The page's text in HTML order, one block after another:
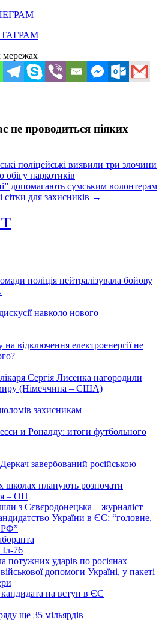
мережах
не проводиться ніяких
поліцейські виявили три злочини
обігу наркотиків
допомагають сумським волонтерам
для захисників →
поліція нейтралізувала бойову
навколо нового
відключення електроенергії не
Сергія Лисенка нагородили
(Німеччина – США)
захисникам
и Роналду: итоги футбольного
завербований російською
школах планують розпочати
– ОП
з Сєвєродонецька – журналіст
України в ЄС: “головне,
РФ”
76
потужних ударів по росіянах
допомоги Україні, у пакеті
кандидата на вступ в ЄС
ще 35 мільярдів